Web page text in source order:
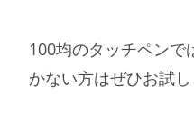
100均のタッチペンで
かない方はぜひお試し